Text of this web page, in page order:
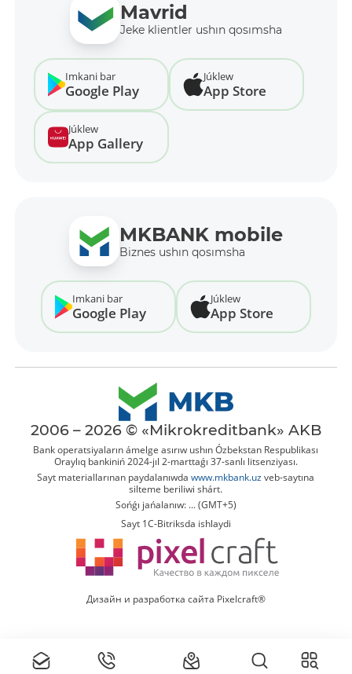
Mavrid
Jeke klientler ushın qosımsha
Imkani bar
Google Play
Júklew
App Store
Júklew
App Gallery
MKBANK mobile
Biznes ushın qosımsha
Imkani bar
Google Play
Júklew
App Store
2006 – 2026 © «Mikrokreditbank» AKB
Bank operatsiyaların ámelge asırıw ushın Ózbekstan Respublikası
Oraylıq bankiniń 2024-jıl 2-marttaǵı 37-sanlı litsenziyası.
Sayt materiallarınan paydalanıwdawww.mkbank.uz veb-saytına
silteme beriliwi shárt.
Sońǵı jańalanıw: ... (GMT+5)
Sayt 1C-Bitriksda ishlaydi
Дизайн и разработка сайта Pixelcraft®